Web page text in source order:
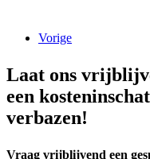
Vorige
Laat ons
een
verbazen!
Vraag vrijblijvend een